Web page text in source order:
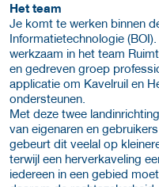
Het team
Je komt te werken binnen
Informatietechnologie
werkzaam in het team
en gedreven groep
applicatie om Kavelruil en
ondersteunen.
Met deze twee
van eigenaren en
gebeurt dit veelal op
terwijl een herverkaveling
iedereen in een gebied